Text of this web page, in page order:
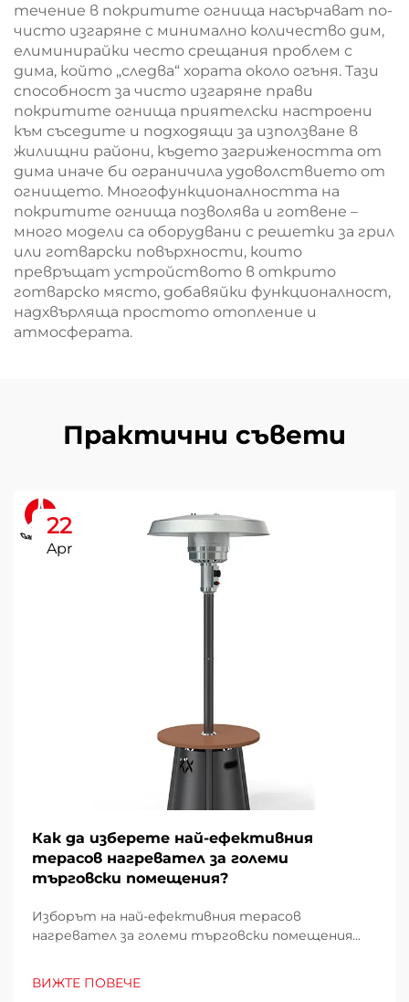
течение в покритите огнища насърчават по-
чисто изгаряне с минимално количество дим,
елиминирайки често срещания проблем с
дима, който „следва“ хората около огъня. Тази
способност за чисто изгаряне прави
покритите огнища приятелски настроени
към съседите и подходящи за използване в
жилищни райони, където загрижеността от
дима иначе би ограничила удоволствието от
огнището. Многофункционалността на
покритите огнища позволява и готвене –
много модели са оборудвани с решетки за грил
или готварски повърхности, които
превръщат устройството в открито
готварско място, добавяйки функционалност,
надхвърляща простото отопление и
атмосферата.
Практични съвети
22
Apr
Как да изберете най-ефективния
терасов нагревател за големи
търговски помещения?
Изборът на най-ефективния терасов
нагревател за големи търговски помещения
експлоатационните разходи, удобството на
ВИЖТЕ ПОВЕЧЕ